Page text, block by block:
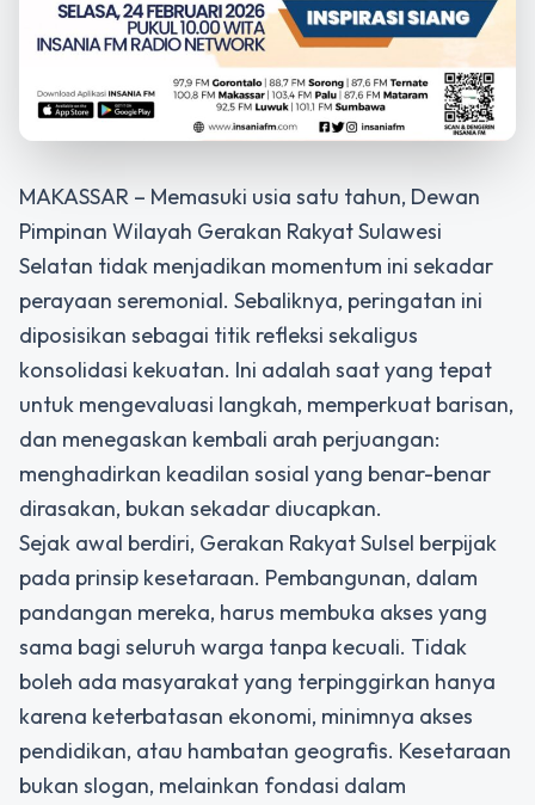
MAKASSAR – Memasuki usia satu tahun, Dewan
Pimpinan Wilayah Gerakan Rakyat Sulawesi
Selatan tidak menjadikan momentum ini sekadar
perayaan seremonial. Sebaliknya, peringatan ini
diposisikan sebagai titik refleksi sekaligus
konsolidasi kekuatan. Ini adalah saat yang tepat
untuk mengevaluasi langkah, memperkuat barisan,
dan menegaskan kembali arah perjuangan:
menghadirkan keadilan sosial yang benar-benar
dirasakan, bukan sekadar diucapkan.
Sejak awal berdiri, Gerakan Rakyat Sulsel berpijak
pada prinsip kesetaraan. Pembangunan, dalam
pandangan mereka, harus membuka akses yang
sama bagi seluruh warga tanpa kecuali. Tidak
boleh ada masyarakat yang terpinggirkan hanya
karena keterbatasan ekonomi, minimnya akses
pendidikan, atau hambatan geografis. Kesetaraan
bukan slogan, melainkan fondasi dalam